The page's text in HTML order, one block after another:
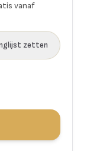
vanaf
zetten